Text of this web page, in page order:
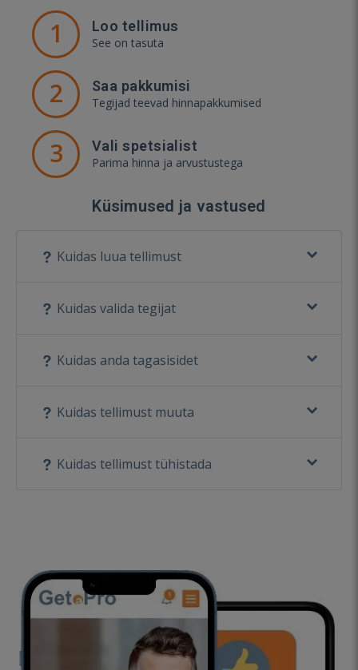
1 Loo tellimus
See on tasuta
2 Saa pakkumisi
Tegijad teevad hinnapakkumised
3 Vali spetsialist
Parima hinna ja arvustustega
Küsimused ja vastused
Kuidas luua tellimust
Kuidas valida tegijat
Kuidas anda tagasisidet
Kuidas tellimust muuta
Kuidas tellimust tühistada